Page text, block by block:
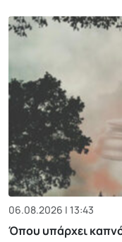
06.08.2026 | 13:43
Όπου υπάρχει